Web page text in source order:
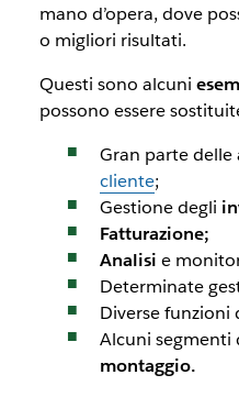
mano d’opera, dove
o migliori risultati.
Questi sono alcuni
possono essere
Gran parte delle
cliente;
Gestione degli
Fatturazione;
Analisi e
Determinate
Diverse funzioni
Alcuni segmenti
montaggio.